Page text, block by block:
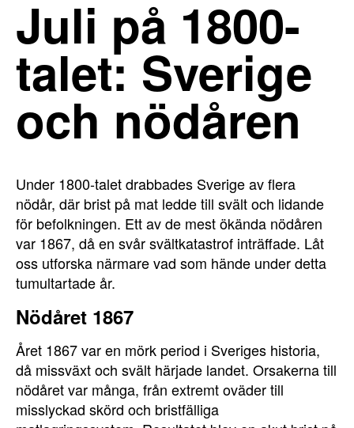
Juli på 1800-
talet: Sverige
och nödåren
Under 1800-talet drabbades Sverige av flera
nödår, där brist på mat ledde till svält och lidande
för befolkningen. Ett av de mest ökända nödåren
var 1867, då en svår svältkatastrof inträffade. Låt
oss utforska närmare vad som hände under detta
tumultartade år.
Nödåret 1867
Året 1867 var en mörk period i Sveriges historia,
då missväxt och svält härjade landet. Orsakerna till
nödåret var många, från extremt oväder till
misslyckad skörd och bristfälliga